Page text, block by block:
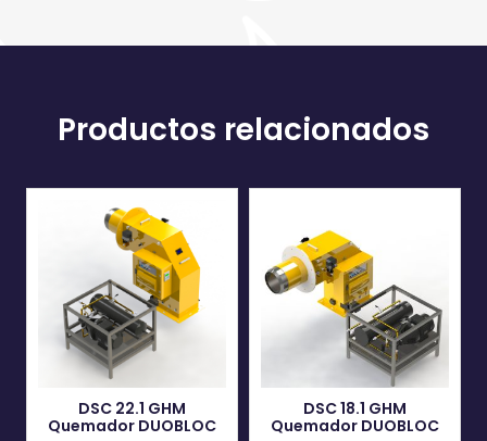
Productos relacionados
DSC 22.1 GHM
Quemador DUOBLOC
DSC 18.1 GHM
Quemador DUOBLOC